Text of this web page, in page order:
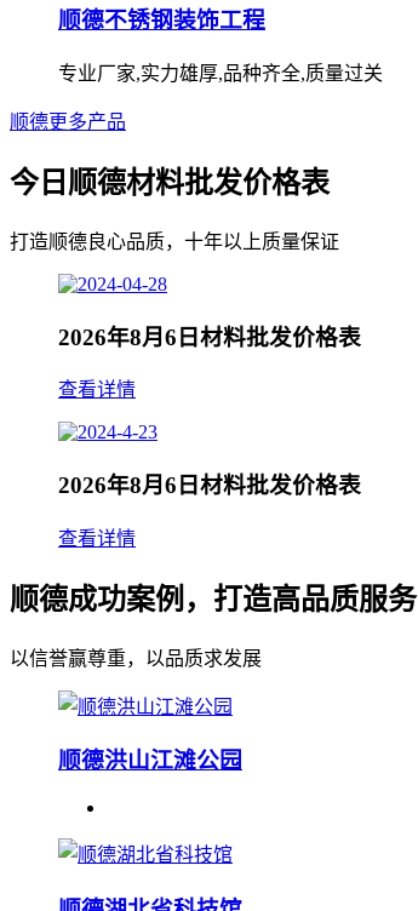
顺德不锈钢装饰工程
专业厂家,实力雄厚,品种齐全,质量过关
顺德更多产品
今日顺德材料批发价格表
打造顺德良心品质，十年以上质量保证
2026年8月6日材料批发价格表
查看详情
2026年8月6日材料批发价格表
查看详情
顺德成功案例，打造高品质服务
以信誉赢尊重，以品质求发展
顺德洪山江滩公园